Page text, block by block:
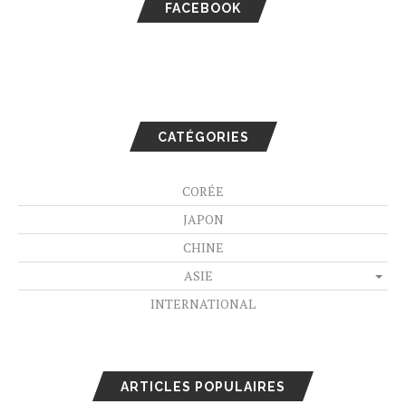
FACEBOOK
CATÉGORIES
CORÉE
JAPON
CHINE
ASIE
INTERNATIONAL
ARTICLES POPULAIRES